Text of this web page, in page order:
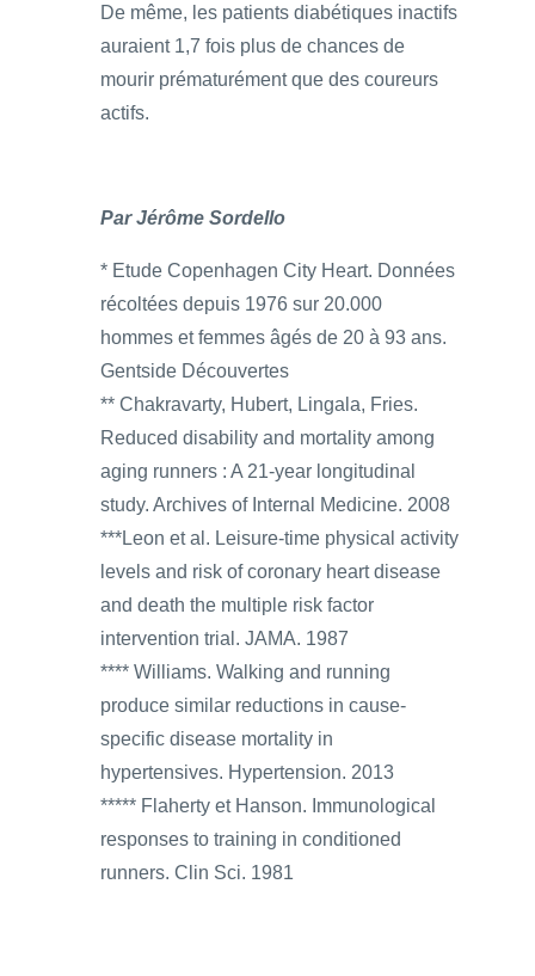
De même, les patients diabétiques inactifs
auraient 1,7 fois plus de chances de
mourir prématurément que des coureurs
actifs.
Par Jérôme Sordello
* Etude Copenhagen City Heart. Données
récoltées depuis 1976 sur 20.000
hommes et femmes âgés de 20 à 93 ans.
Gentside Découvertes
** Chakravarty, Hubert, Lingala, Fries.
Reduced disability and mortality among
aging runners : A 21-year longitudinal
study. Archives of Internal Medicine. 2008
***Leon et al. Leisure-time physical activity
levels and risk of coronary heart disease
and death the multiple risk factor
intervention trial. JAMA. 1987
**** Williams. Walking and running
produce similar reductions in cause-
specific disease mortality in
hypertensives. Hypertension. 2013
***** Flaherty et Hanson. Immunological
responses to training in conditioned
runners. Clin Sci. 1981